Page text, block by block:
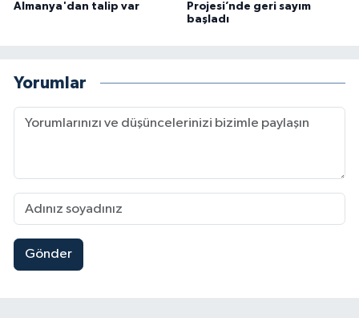
Almanya'dan talip var
Projesi’nde geri sayım
başladı
Yorumlar
Gönder